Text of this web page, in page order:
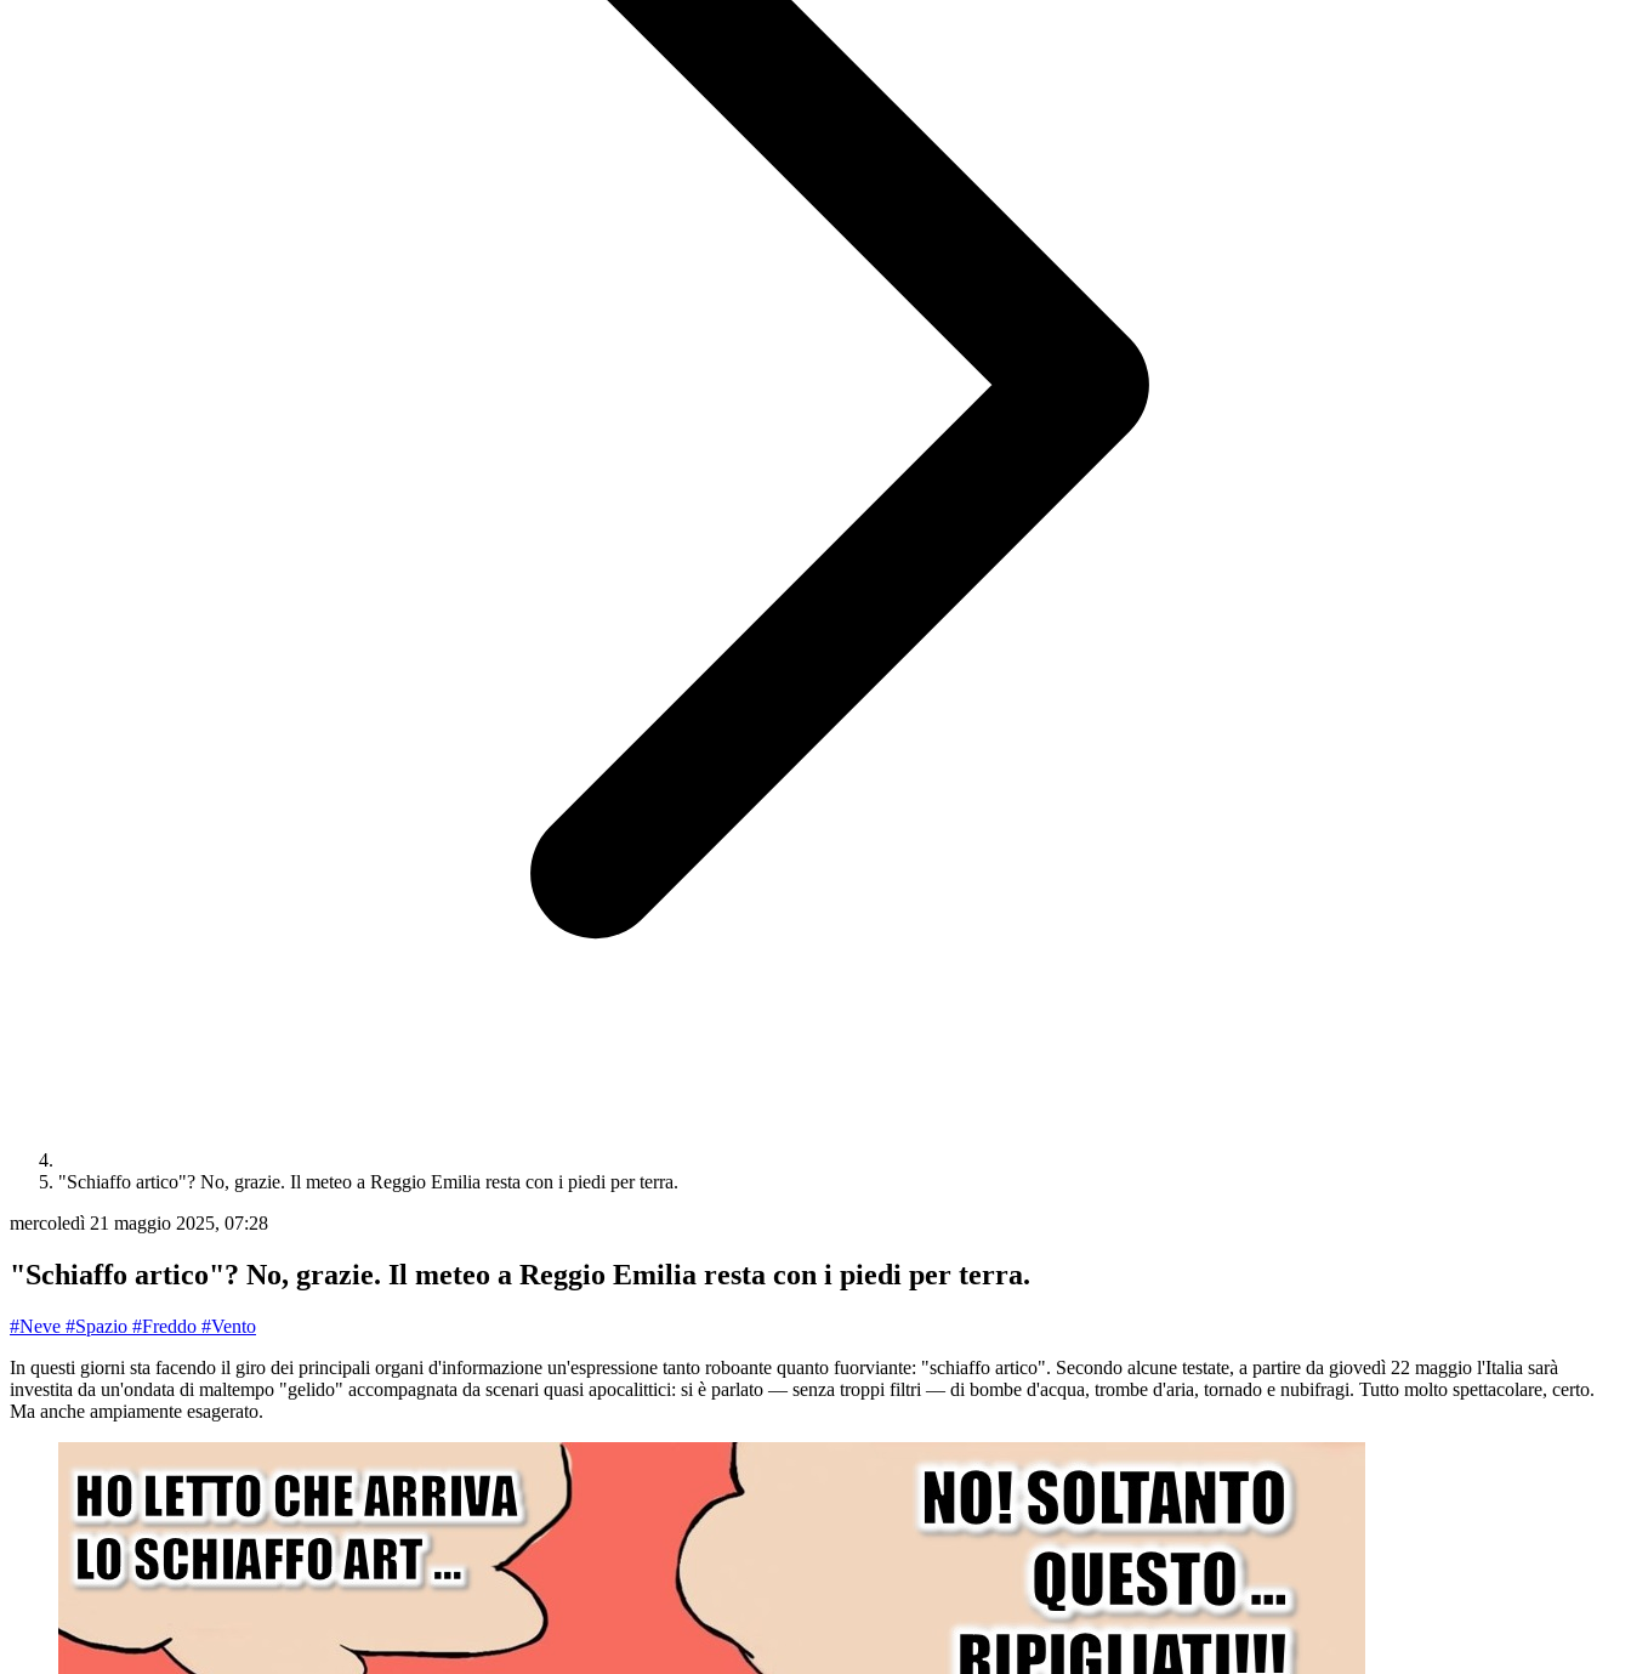
"Schiaffo artico"? No, grazie. Il meteo a Reggio Emilia resta con i piedi per terra.
mercoledì 21 maggio 2025, 07:28
"Schiaffo artico"? No, grazie. Il meteo a Reggio Emilia resta con i piedi per terra.
#Neve #Spazio #Freddo #Vento
In questi giorni sta facendo il giro dei principali organi d'informazione un'espressione tanto roboante quanto fuorviante: "schiaffo artico". Secondo alcune testate, a partire da giovedì 22 maggio l'Italia sarà
investita da un'ondata di maltempo "gelido" accompagnata da scenari quasi apocalittici: si è parlato — senza troppi filtri — di bombe d'acqua, trombe d'aria, tornado e nubifragi. Tutto molto spettacolare, certo.
Ma anche ampiamente esagerato.